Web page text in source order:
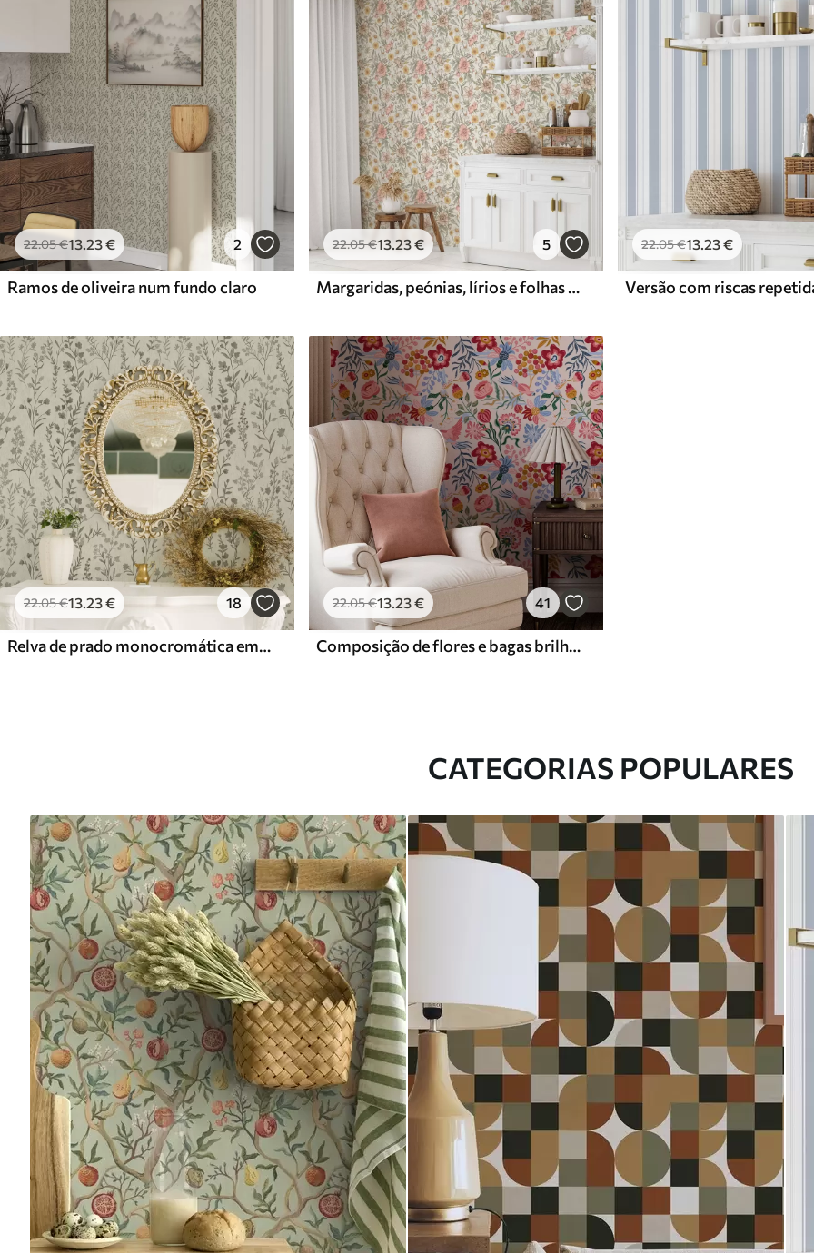
22.05€13.23€ 2
Ramos de oliveira num fundo claro
22.05€13.23€ 5
Margaridas, peónias, lírios e folhas em cores delicadas
22.05€13.23€
22.05€13.23€ 18
Relva de prado monocromática em estilo vintage
22.05€13.23€ 41
Composição de flores e bagas brilhantes com papagaios
CATEGORIAS POPULARES